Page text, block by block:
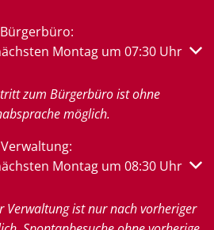
Bürgerbüro:
oder Schließzeiten
Montag um 07:30 Uhr
zum Bürgerbüro ist ohne
möglich.
Verwaltung:
oder Schließzeiten
Montag um 08:30 Uhr
Verwaltung ist nur nach vorheriger